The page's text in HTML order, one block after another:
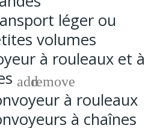
léger ou
volumes
à rouleaux et à
addremove
à rouleaux
à chaînes